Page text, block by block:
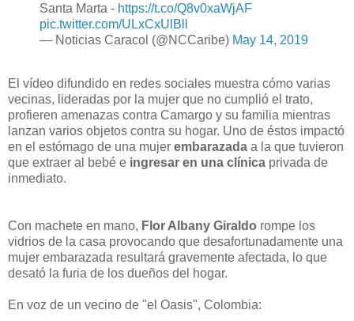
Santa Marta - https://t.co/Q8v0xaWjAF
pic.twitter.com/ULxCxUlBll
— Noticias Caracol (@NCCaribe) May 14, 2019
El vídeo difundido en redes sociales muestra cómo varias
vecinas, lideradas por la mujer que no cumplió el trato,
profieren amenazas contra Camargo y su familia mientras
lanzan varios objetos contra su hogar. Uno de éstos impactó
en el estómago de una mujer embarazada a la que tuvieron
que extraer al bebé e ingresar en una clínica privada de
inmediato.
Con machete en mano, Flor Albany Giraldo rompe los
vidrios de la casa provocando que desafortunadamente una
mujer embarazada resultará gravemente afectada, lo que
desató la furia de los dueños del hogar.
En voz de un vecino de "el Oasis", Colombia: